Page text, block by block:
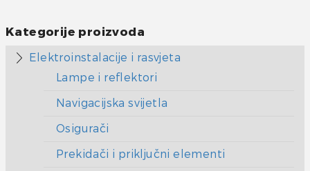
Kategorije proizvoda
Elektroinstalacije i rasvjeta
Lampe i reflektori
Navigacijska svijetla
Osigurači
Prekidači i priključni elementi